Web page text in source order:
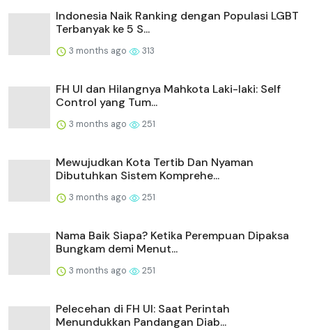
Indonesia Naik Ranking dengan Populasi LGBT
Terbanyak ke 5 S...
3 months ago 313
FH UI dan Hilangnya Mahkota Laki-laki: Self
Control yang Tum...
3 months ago 251
Mewujudkan Kota Tertib Dan Nyaman
Dibutuhkan Sistem Komprehe...
3 months ago 251
Nama Baik Siapa? Ketika Perempuan Dipaksa
Bungkam demi Menut...
3 months ago 251
Pelecehan di FH UI: Saat Perintah
Menundukkan Pandangan Diab...